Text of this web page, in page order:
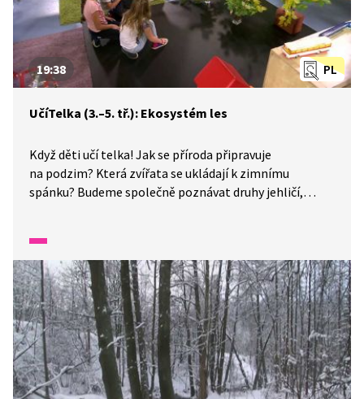
PL
19:38
UčíTelka (3.–5. tř.): Ekosystém les
Když děti učí telka! Jak se příroda připravuje
na podzim? Která zvířata se ukládají k zimnímu
spánku? Budeme společně poznávat druhy jehličí,